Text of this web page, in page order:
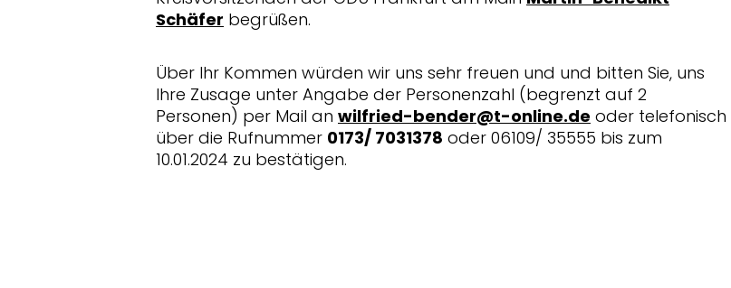
Schäfer begrüßen.
Über Ihr Kommen würden wir uns sehr freuen und und bitten Sie, uns
Ihre Zusage unter Angabe der Personenzahl (begrenzt auf 2
Personen) per Mail an wilfried-bender@t-online.de oder telefonisch
über die Rufnummer 0173/ 7031378 oder 06109/ 35555 bis zum
10.01.2024 zu bestätigen.